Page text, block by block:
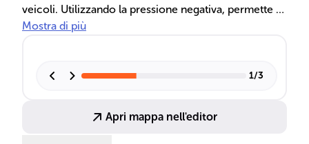
veicoli. Utilizzando la pressione negativa, permette di
rallentare o fermare con minor sforzo. Elementi
efficiente e sicura.
Mostra di più
1/3
Apri mappa nell'editor